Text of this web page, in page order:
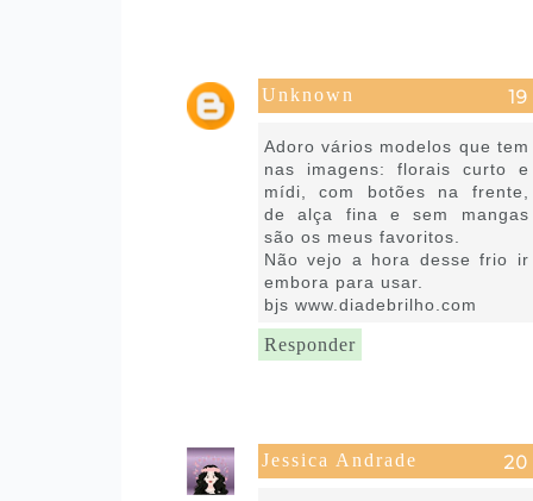
Unknown
Adoro vários modelos que tem
nas imagens: florais curto e
mídi, com botões na frente,
de alça fina e sem mangas
são os meus favoritos.
Não vejo a hora desse frio ir
embora para usar.
bjs www.diadebrilho.com
Responder
Jessica Andrade